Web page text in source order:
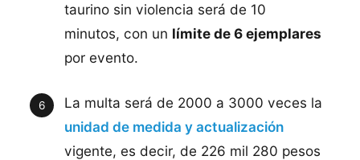
taurino sin violencia será de 10
minutos, con un límite de 6 ejemplares
por evento.
La multa será de 2000 a 3000 veces la
unidad de medida y actualización
vigente, es decir, de 226 mil 280 pesos